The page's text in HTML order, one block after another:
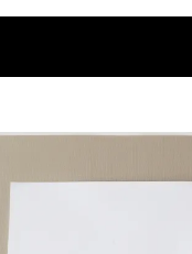
sostenible